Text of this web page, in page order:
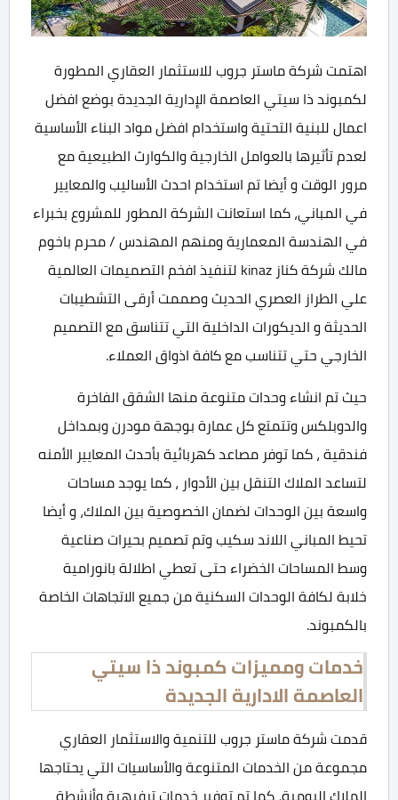
اهتمت شركة ماستر جروب للاستثمار العقاري المطورة
لكمبوند ذا سيتي العاصمة الإدارية الجديدة بوضع افضل
اعمال للبنية التحتية واستخدام افضل مواد البناء الأساسية
لعدم تأثيرها بالعوامل الخارجية والكوارث الطبيعية مع
مرور الوقت و أيضا تم استخدام احدث الأساليب والمعايير
في المباني، كما استعانت الشركة المطور للمشروع بخبراء
في الهندسة المعمارية ومنهم المهندس / محرم باخوم
مالك شركة كناز kinaz لتنفيذ افخم التصميمات العالمية
علي الطراز العصري الحديث وصممت أرقى التشطيبات
الحديثة و الديكورات الداخلية التي تتناسق مع التصميم
الخارجي حتي تتناسب مع كافة اذواق العملاء.
حيث تم انشاء وحدات متنوعة منها الشقق الفاخرة
والدوبلكس وتتمتع كل عمارة بوجهة مودرن وبمداخل
فندقية ، كما توفر مصاعد كهربائية بأحدث المعايير الأمنه
لتساعد الملاك التنقل بين الأدوار ، كما يوجد مساحات
واسعة بين الوحدات لضمان الخصوصية بين الملاك، و أيضا
تحيط المباني اللاند سكيب وتم تصميم بحيرات صناعية
وسط المساحات الخضراء حتى تعطي اطلالة بانورامية
خلابة لكافة الوحدات السكنية من جميع الاتجاهات الخاصة
بالكمبوند.
خدمات ومميزات كمبوند ذا سيتي
العاصمة الادارية الجديدة
قدمت شركة ماستر جروب للتنمية والاستثمار العقاري
مجموعة من الخدمات المتنوعة والأساسيات التي يحتاجها